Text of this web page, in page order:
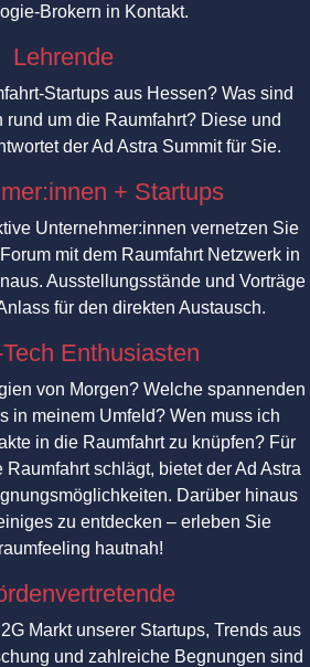
Brokern in Kontakt.
Lehrende
Startups aus Hessen? Was sind
um die Raumfahrt? Diese und
der Ad Astra Summit für Sie.
+ Startups
Unternehmer:innen vernetzen Sie
mit dem Raumfahrt Netzwerk in
Ausstellungsstände und Vorträge
für den direkten Austausch.
Enthusiasten
von Morgen? Welche spannenden
in meinem Umfeld? Wen muss ich
in die Raumfahrt zu knüpfen? Für
schlägt, bietet der Ad Astra
Darüber hinaus
zu entdecken – erleben Sie
hautnah!
Markt unserer Startups, Trends aus
und zahlreiche Begnungen sind